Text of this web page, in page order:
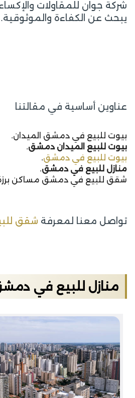
شركة جوان للمقاولات
يبحث عن الكفاءة والموثوقية.
عناوين أساسية في مقالتنا
بيوت للبيع في دمشق الميدان.
بيوت للبيع الميدان دمشق.
بيوت للبيع في دمشق.
منازل للبيع في دمشق.
شقق للبيع في دمشق مساكن
تواصل معنا لمعرفة شقق
منازل للبيع في